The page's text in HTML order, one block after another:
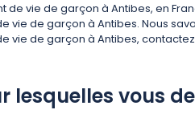
de vie de garçon à Antibes, en
vie de garçon à Antibes. Nous
vie de garçon à Antibes,
lesquelles vous